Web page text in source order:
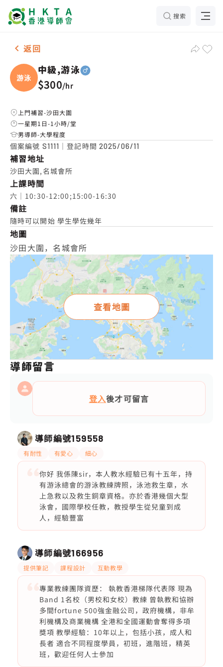
搜索
男-1名 中級,游泳，沙田大圍 補習推介
返回
游泳
中級,游泳
$300/hr
上門補習-沙田大圍
一星期1日-1小時/堂
男導師-大學程度
個案編號 S1111 ｜登記時間 2025/06/11
補習地址
沙田大圍,名城會所
上課時間
六｜10:30-12:00;15:00-16:30
備註
隨時可以開始 學生學佐幾年
地圖
沙田大圍，名城會所
查看地圖
導師留言
登入後才可留言
導師編號159558
有耐性 有愛心 細心
你好 我係陳sir，本人教水經驗已有十五年，持
有游泳總會的游泳教練牌照，泳池救生章，水
上急救以及救生銅章資格。亦於香港幾個大型
泳會，國際學校任教，教授學生從兒童到成
人，經驗豐富
導師編號166956
提供筆記 課程設計 互動教學
專業教練團隊資歷： 執教香港梯隊代表隊 現為
Band 1名校（男校和女校）教練 曾執教和協辦
多間fortune 500強金融公司，政府機構，非牟
利機構及商業機構 全港和全國運動會奪得多項
獎項 教學經驗：10年以上，包括小孩，成人和
長者 適合不同程度學員，初班，進階班，精英
班，歡迎任何人士參加